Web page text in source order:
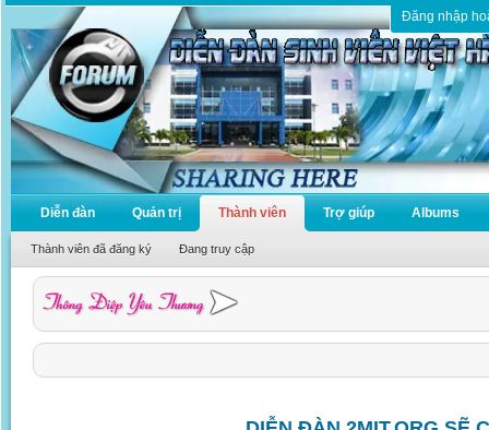
Đăng nhập
Diễn đàn Quản trị Thành viên
Thành viên đã đăng ký Đang truy cập
Trợ giúp Albums